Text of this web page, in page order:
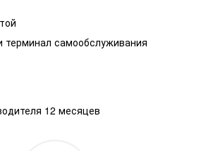
терминал самообслуживания
12 месяцев